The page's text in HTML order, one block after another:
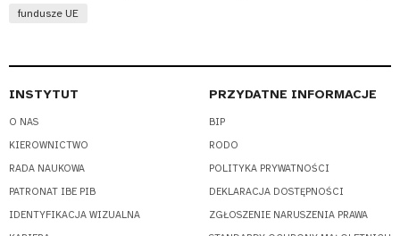
fundusze UE
INSTYTUT
O NAS
KIEROWNICTWO
RADA NAUKOWA
PATRONAT IBE PIB
IDENTYFIKACJA WIZUALNA
PRZYDATNE INFORMACJE
BIP
RODO
POLITYKA PRYWATNOŚCI
DEKLARACJA DOSTĘPNOŚCI
ZGŁOSZENIE NARUSZENIA PRAWA